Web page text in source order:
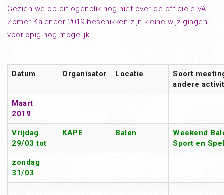
Gezien we op dit ogenblik nog niet over de officiële VAL
Zomer Kalender 2019 beschikken zijn kleine wijzigingen
voorlopig nog mogelijk.
Datum Organisator Locatie
Soort
andere
Maart
2019
Vrijdag
29/03 tot
KAPE Balen
Weekend
Sport en
zondag
31/03